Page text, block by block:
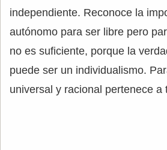
independiente. Reconoce la
autónomo para ser libre pero
no es suficiente, porque la
puede ser un individualismo.
universal y racional pertenece